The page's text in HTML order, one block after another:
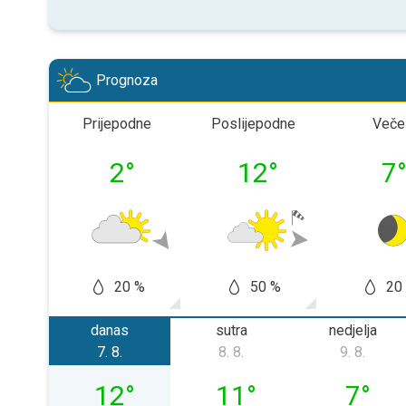
Prognoza
Prijepodne
2°
20 %
Poslijepodne
12°
50 %
Veče
7°
20
danas
petak, 07. 08.
7. 8.
12°
sutra
subota, 08. 08.
8. 8.
11 °
nedjelja
nedjelja,
9. 8.
7°